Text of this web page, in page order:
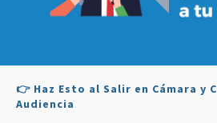
👉 Haz Esto al Salir en Cámara y
Audiencia